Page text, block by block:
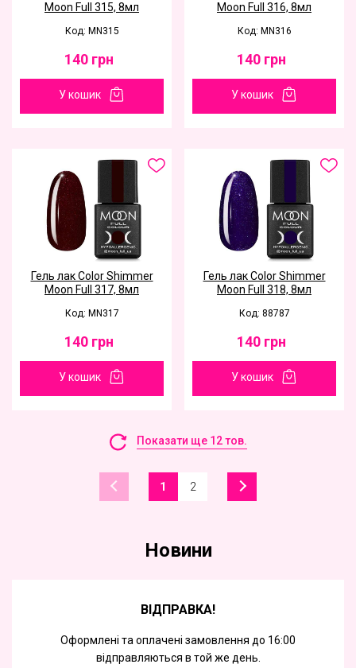
Moon Full 315, 8мл
Код: MN315
140 грн
У кошик
Moon Full 316, 8мл
Код: MN316
140 грн
У кошик
Гель лак Color Shimmer
Moon Full 317, 8мл
Код: MN317
140 грн
У кошик
Гель лак Color Shimmer
Moon Full 318, 8мл
Код: 88787
140 грн
У кошик
Показати ще 12 тов.
1 2
Новини
ВІДПРАВКА!
Оформлені та оплачені замовлення до 16:00
відправляються в той же день.